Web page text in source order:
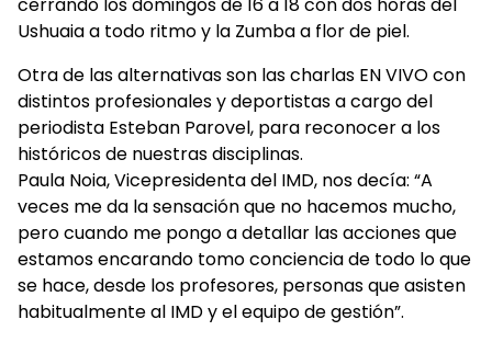
Ushuaia a todo ritmo y la Zumba a flor de piel.
Otra de las alternativas son las charlas EN VIVO con
distintos profesionales y deportistas a cargo del
periodista Esteban Parovel, para reconocer a los
históricos de nuestras disciplinas.
Paula Noia, Vicepresidenta del IMD, nos decía: “A
veces me da la sensación que no hacemos mucho,
pero cuando me pongo a detallar las acciones que
estamos encarando tomo conciencia de todo lo que
se hace, desde los profesores, personas que asisten
habitualmente al IMD y el equipo de gestión”.